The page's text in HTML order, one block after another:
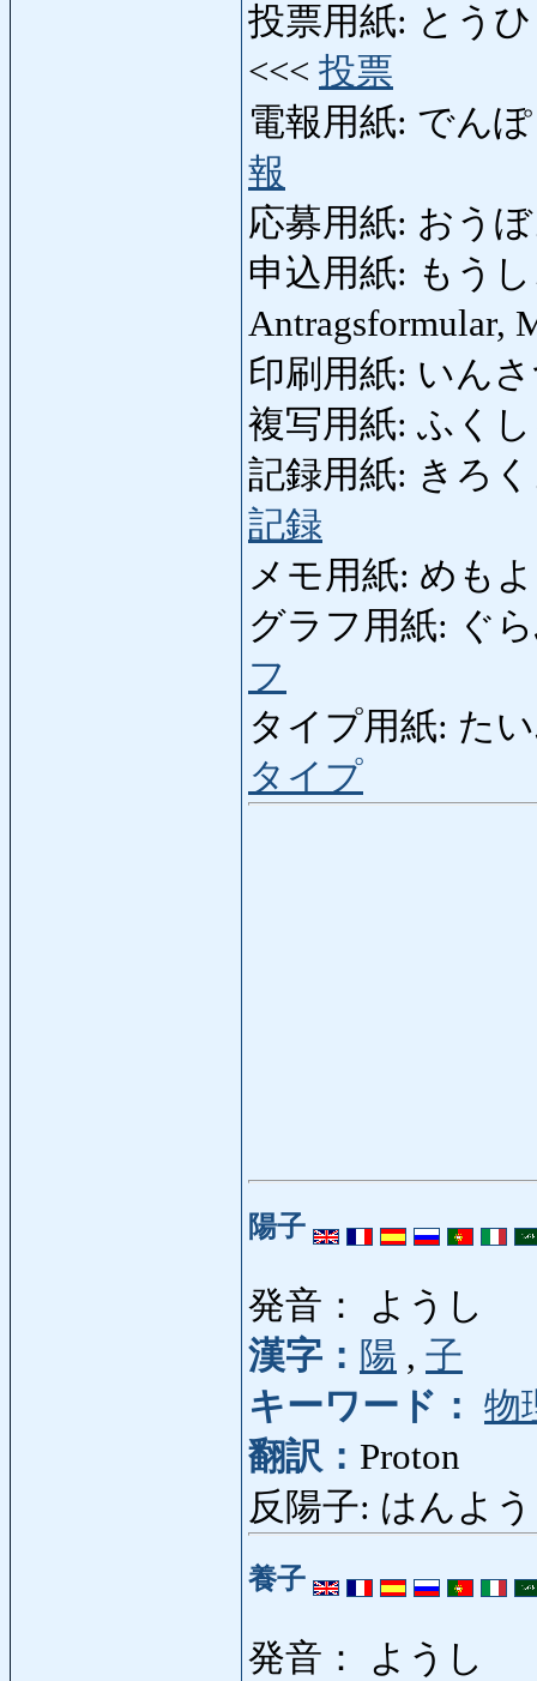
投票用紙: とう
<<< 投票
電報用紙: でん
報
応募用紙: おう
申込用紙: もう
Antragsformular,
印刷用紙: いん
複写用紙: ふく
記録用紙: きろ
記録
メモ用紙: めも
グラフ用紙: ぐ
フ
タイプ用紙: たい
タイプ
陽子
発音： ようし
漢字： 陽 , 子
キーワード： 物
翻訳： Proton
反陽子: はんよ
養子
発音： ようし